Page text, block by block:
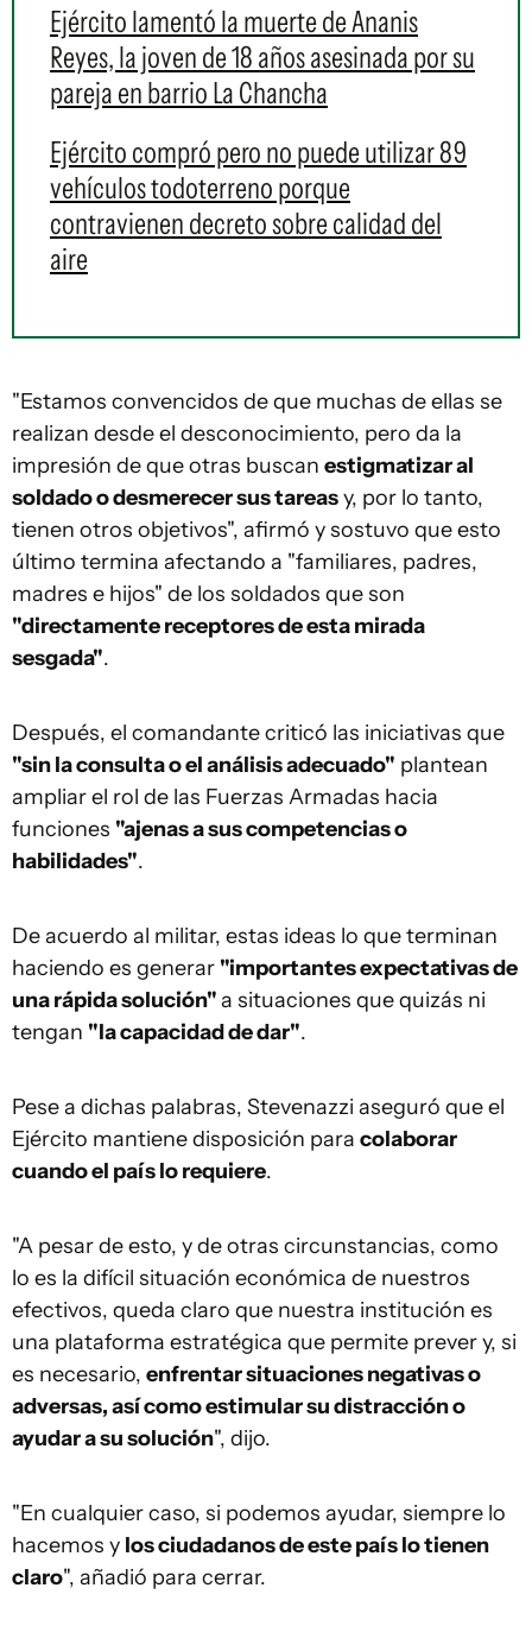
Ejército lamentó la muerte de Ananis
Reyes, la joven de 18 años asesinada por su
pareja en barrio La Chancha
Ejército compró pero no puede utilizar 89
vehículos todoterreno porque
contravienen decreto sobre calidad del
aire
"Estamos convencidos de que muchas de ellas se
realizan desde el desconocimiento, pero da la
impresión de que otras buscan estigmatizar al
soldado o desmerecer sus tareasy, por lo tanto,
tienen otros objetivos", afirmó y sostuvo que esto
último termina afectando a "familiares, padres,
madres e hijos" de los soldados que son
"directamente receptores de esta mirada
sesgada".
Después, el comandante criticó las iniciativas que
"sin la consulta o el análisis adecuado" plantean
ampliar el rol de las Fuerzas Armadas hacia
funciones "ajenas a sus competencias o
habilidades".
De acuerdo al militar, estas ideas lo que terminan
haciendo es generar "importantes expectativas de
una rápida solución"a situaciones que quizás ni
tengan "la capacidad de dar".
Pese a dichas palabras, Stevenazzi aseguró que el
Ejército mantiene disposición para colaborar
cuando el país lo requiere.
"A pesar de esto, y de otras circunstancias, como
lo es la difícil situación económica de nuestros
efectivos, queda claro que nuestra institución es
una plataforma estratégica que permite prever y, si
es necesario, enfrentar situaciones negativas o
adversas, así como estimular su distracción o
ayudar a su solución", dijo.
"En cualquier caso, si podemos ayudar, siempre lo
hacemos y los ciudadanos de este país lo tienen
claro", añadió para cerrar.